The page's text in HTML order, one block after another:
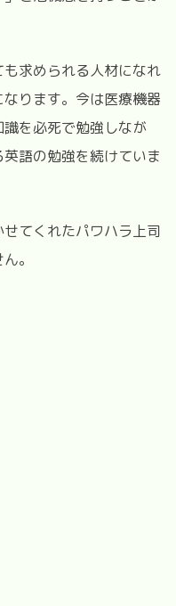
求められる人材になれ
ります。今は医療機器
を必死で勉強しなが
語の勉強を続けていま
てくれたパワハラ上司
。